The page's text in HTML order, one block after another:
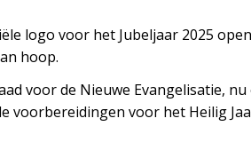
logo voor het Jubeljaar 2025
hoop.
voor de Nieuwe Evangelisatie,
voorbereidingen voor het Heilig